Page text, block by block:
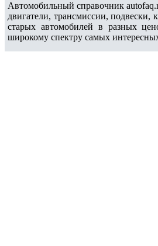
Автомобильный справочник
двигатели, трансмиссии,
старых автомобилей в разных
широкому спектру самых